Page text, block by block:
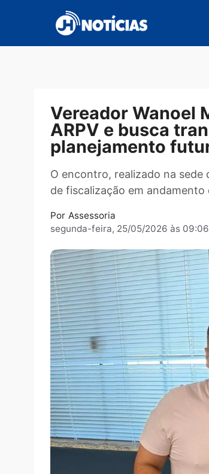
conteúdo
Vereador
ARPV e busca
planejamento
O encontro, realizado na
de fiscalização em
segunda-feira, 25/05/2026 às